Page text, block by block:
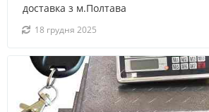
доставка з м.Полтава
18 грудня 2025